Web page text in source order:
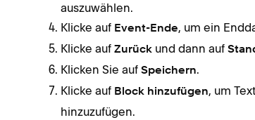
auszuwählen.
Klicke auf Event-Ende, um ein
Klicke auf Zurück und dann auf
Klicken Sie auf Speichern.
Klicke auf Block hinzufügen, um
hinzuzufügen.